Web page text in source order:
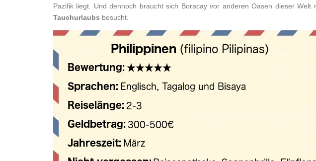
Pazifik liegt. Und dennoch braucht sich Boracay vor anderen Oasen dieser
Tauchurlaubs besucht.